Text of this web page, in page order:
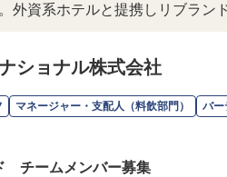
外資系ホテルと提携しリブラン
ショナル株式会社
マネージャー・支配人（料飲部門）
バー
チームメンバー募集